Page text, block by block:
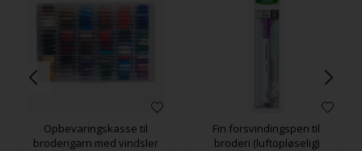
Opbevaringskasse til
broderigarn med vindsler
Fin forsvindingspen til
broderi (luftopløselig)